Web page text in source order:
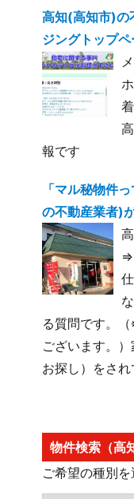
高知(高知市)の
ジングトップ
報です
「マル秘物件
の不動産業者)
⇒
る質問です。
ございます。
お探し）をさ
物件検索（高
ご希望の種別